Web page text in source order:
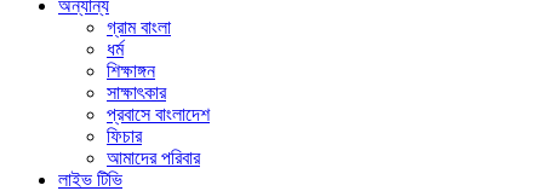
অন্যান্য
গ্রাম বাংলা
ধর্ম
শিক্ষাঙ্গন
সাক্ষাৎকার
প্রবাসে বাংলাদেশ
ফিচার
আমাদের পরিবার
লাইভ টিভি